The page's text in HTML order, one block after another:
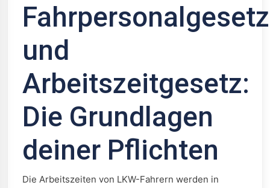
Fahrpersonalgesetz
und
Arbeitszeitgesetz:
Die Grundlagen
deiner Pflichten
Die Arbeitszeiten von LKW-Fahrern werden in